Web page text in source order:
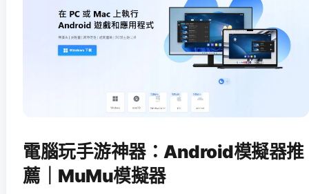
電腦玩手游神器：Android模擬器推
薦｜MuMu模擬器